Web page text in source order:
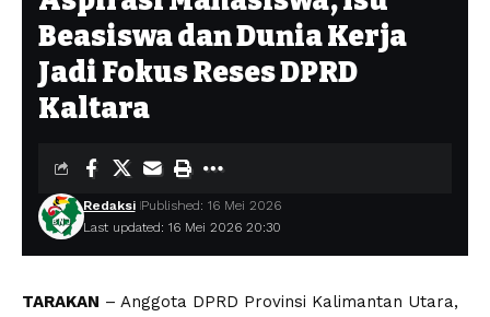
Beasiswa dan Dunia Kerja
Jadi Fokus Reses DPRD
Kaltara
Last updated: 16 Mei 2026 20:30
Redaksi Published: 16 Mei 2026
TARAKAN – Anggota DPRD Provinsi Kalimantan Utara,